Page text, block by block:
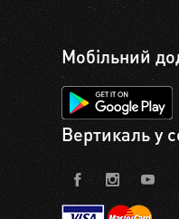
Мобільний
Вертикаль у